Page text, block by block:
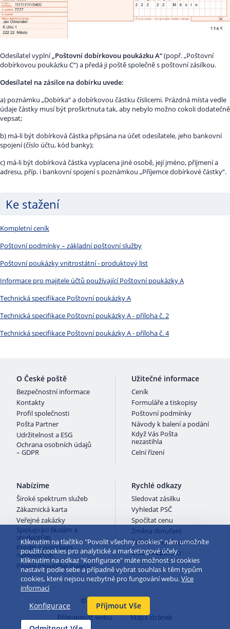
Odesílatel vyplní„Poštovní dobírkovou poukázku A“(popř. „Poštovní
dobírkovou poukázku C“) a předá ji poště společně s poštovní zásilkou.
Odesílatel na zásilce na dobírku uvede:
a) poznámku „Dobírka“ a dobírkovou částku číslicemi. Prázdná místa vedle
údaje částky musí být proškrtnuta tak, aby nebylo možno cokoli dodatečně
vepsat;
b) má-li být dobírková částka připsána na účet odesílatele, jeho bankovní
spojení (číslo účtu, kód banky);
c) má-li být dobírková částka vyplacena jiné osobě, její jméno, příjmení a
adresu, příp. i bankovní spojení s poznámkou „Příjemce dobírkové částky“.
Ke stažení
Kompletní ceník
Poštovní podmínky – základní poštovní služby
Poštovní poukázky vnitrostátní - produktový list
Informace pro majitele účtů používající Poštovní poukázky A
Technická specifikace Poštovní poukázky A
Technická specifikace Poštovní poukázky A - příloha č. 2
Technická specifikace Poštovní poukázky A - příloha č. 4
O České poště
Bezpečnostní informace
Kontakty
Profil společnosti
Pošta Partner
Udržitelnost a ESG
Ochrana osobních údajů
– GDPR
Užitečné informace
Ceník
Formuláře a tiskopisy
Poštovní podmínky
Návody k balení a podání
Když Vás Pošta
nezastihla
Celní řízení
Nabízíme
Široké spektrum služeb
Zákaznická karta
Veřejné zakázky
Spolupráci školám a
studentům
Prodej a pronájem
nemovitostí
Prodej movitého majetku
Rychlé odkazy
Sledovat zásilku
Vyhledat PSČ
Spočítat cenu
Změna doručení
Průzkum spokojenosti
Mobilní aplikace
© 2026 Česká pošta
Přístupnost webu Mapa stránek
Kliknutím na tlačítko "Povolit všechny cookies" nám umožníte
použití cookies pro analytické a marketingové účely.
Kliknutím na odkaz "Konfigurace" máte možnost si cookies
nastavit podle sebe a případně vybrat souhlas k těm typům
cookies, které nejsou nezbytné pro fungování webu.Více
informací
Konfigurace Příjmout Vše